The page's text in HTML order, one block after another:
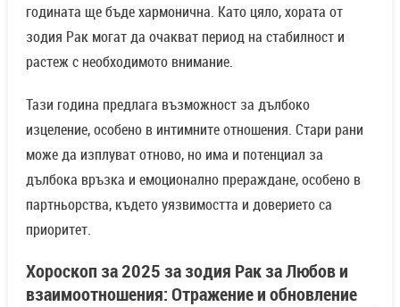
годината ще бъде хармонична. Като цяло, хората от
зодия Рак могат да очакват период на стабилност и
растеж с необходимото внимание.
Тази година предлага възможност за дълбоко
изцеление, особено в интимните отношения. Стари рани
може да изплуват отново, но има и потенциал за
дълбока връзка и емоционално прераждане, особено в
партньорства, където уязвимостта и доверието са
приоритет.
Хороскоп за 2025 за зодия Рак за Любов и
взаимоотношения: Отражение и обновление